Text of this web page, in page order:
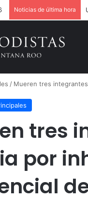
Noticias de última hora
/ Mueren tres
tres
por